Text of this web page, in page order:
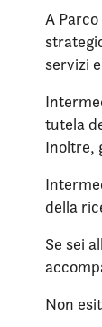
A
servizi
tutela
Inoltre,
della
Se sei
Non